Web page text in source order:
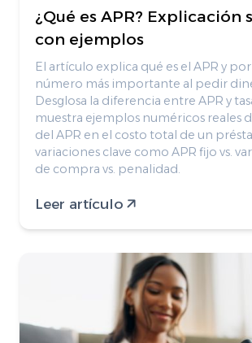
¿Qué es APR? Explicación
con ejemplos
El artículo explica qué es el APR y
número más importante al pedir
Desglosa la diferencia entre APR y
muestra ejemplos numéricos reales
del APR en el costo total de un
variaciones clave como APR fijo vs.
de compra vs. penalidad.
Leer artículo